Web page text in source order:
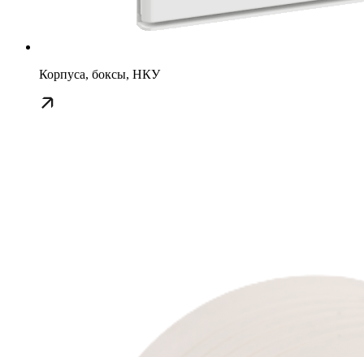
Корпуса, боксы, НКУ